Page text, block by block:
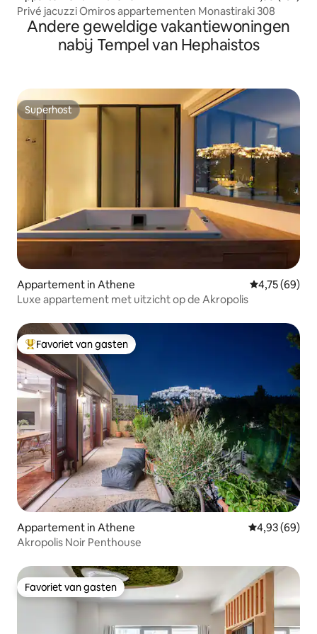
Privé jacuzzi Omiros appartementen Monastiraki 308
Andere geweldige vakantiewoningen
nabij Tempel van Hephaistos
Superhost
Superhost
Appartement in Athene Gemiddelde
4,75 (69)
Luxe appartement met uitzicht op de Akropolis
Topfavoriet van gasten
Favoriet van gasten
Appartement in Athene Gemiddelde
4,93 (69)
Akropolis Noir Penthouse
Favoriet van gasten
Favoriet van gasten